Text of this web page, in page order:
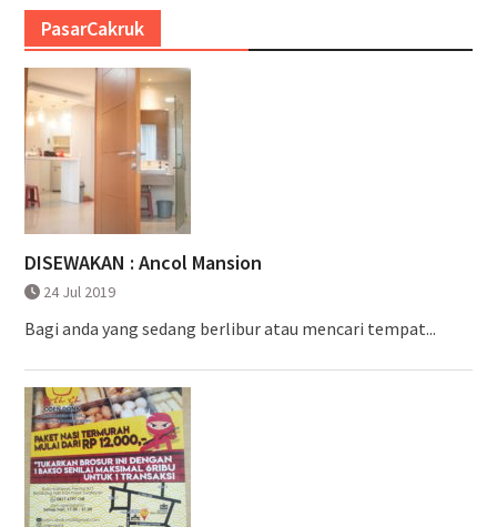
PasarCakruk
DISEWAKAN : Ancol Mansion
24 Jul 2019
Bagi anda yang sedang berlibur atau mencari tempat...